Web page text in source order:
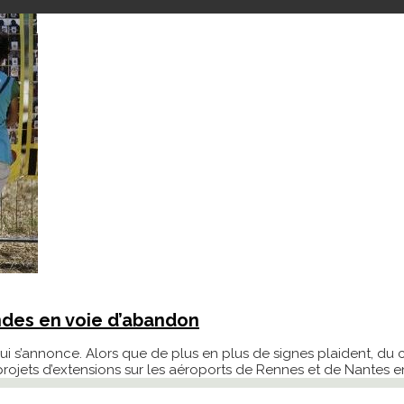
en voie d’abandon
s’annonce. Alors que de plus en plus de signes plaident,
d’extensions sur les aéroports de Rennes et de Nantes